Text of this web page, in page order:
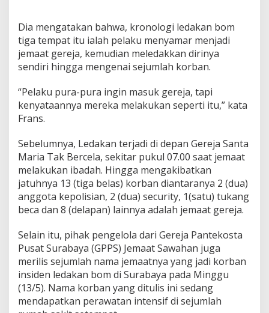
Dia mengatakan bahwa, kronologi ledakan bom
tiga tempat itu ialah pelaku menyamar menjadi
jemaat gereja, kemudian meledakkan dirinya
sendiri hingga mengenai sejumlah korban.
“Pelaku pura-pura ingin masuk gereja, tapi
kenyataannya mereka melakukan seperti itu,” kata
Frans.
Sebelumnya, Ledakan terjadi di depan Gereja Santa
Maria Tak Bercela, sekitar pukul 07.00 saat jemaat
melakukan ibadah. Hingga mengakibatkan
jatuhnya 13 (tiga belas) korban diantaranya 2 (dua)
anggota kepolisian, 2 (dua) security, 1(satu) tukang
beca dan 8 (delapan) lainnya adalah jemaat gereja.
Selain itu, pihak pengelola dari Gereja Pantekosta
Pusat Surabaya (GPPS) Jemaat Sawahan juga
merilis sejumlah nama jemaatnya yang jadi korban
insiden ledakan bom di Surabaya pada Minggu
(13/5). Nama korban yang ditulis ini sedang
mendapatkan perawatan intensif di sejumlah